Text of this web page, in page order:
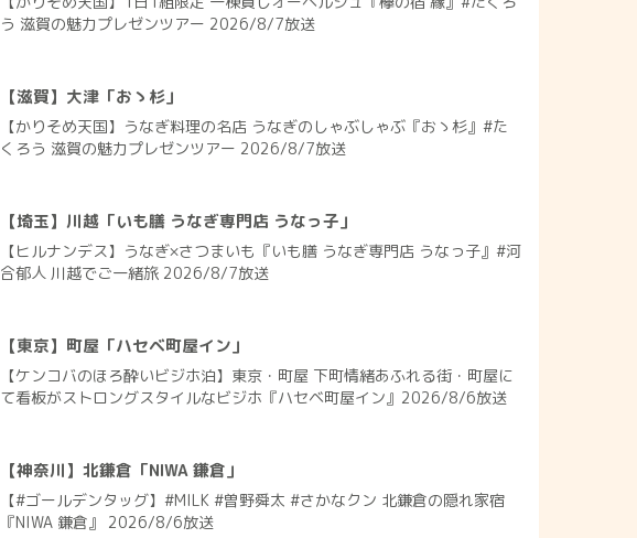
う 滋賀の魅力プレゼンツアー 2026/8/7放送
【滋賀】大津「おゝ杉」
【かりそめ天国】うなぎ料理の名店 うなぎのしゃぶしゃぶ『おゝ杉』#た
くろう 滋賀の魅力プレゼンツアー 2026/8/7放送
【埼玉】川越「いも膳 うなぎ専門店 うなっ子」
【ヒルナンデス】うなぎ×さつまいも『いも膳 うなぎ専門店 うなっ子』#河
合郁人 川越でご一緒旅 2026/8/7放送
【東京】町屋「ハセベ町屋イン」
【ケンコバのほろ酔いビジホ泊】東京・町屋 下町情緒あふれる街・町屋に
て看板がストロングスタイルなビジホ『ハセベ町屋イン』2026/8/6放送
【神奈川】北鎌倉「NIWA 鎌倉」
【#ゴールデンタッグ】#MILK #曽野舜太 #さかなクン 北鎌倉の隠れ家宿
『NIWA 鎌倉』 2026/8/6放送